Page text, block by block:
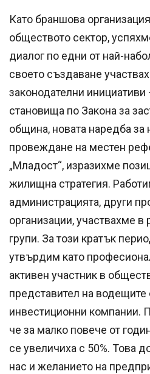
Като браншова
обществото сектор,
диалог по едни от най-
своето създаване
законодателни
становища по Закона за
община, новата наредба за
провеждане на местен
„Младост“, изразихме
жилищна стратегия.
администрацията, други
организации, участвахме в
групи. За този кратък
утвърдим като
активен участник в
представител на водещите
инвестиционни компании.
че за малко повече от
се увеличиха с 50%. Това
нас и желанието на